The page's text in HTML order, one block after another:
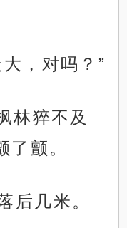
，对吗？”
林猝不及
了颤。
后几米。